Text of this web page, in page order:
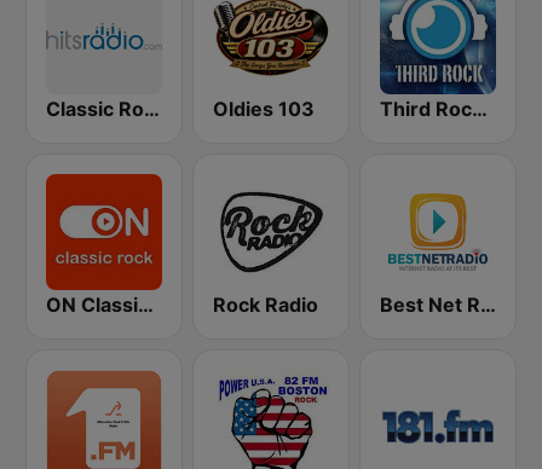
Classic Rock - Hits Radio Oldies 103 Third Rock Radio
ON Classic Rock Rock Radio Best Net Radio - Alternative Rock